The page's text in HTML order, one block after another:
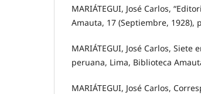
MARIÁTEGUI, José Carlos,
Amauta, 17 (Septiembre, 1928),
MARIÁTEGUI, José Carlos,
peruana, Lima, Biblioteca
MARIÁTEGUI, José Carlos,